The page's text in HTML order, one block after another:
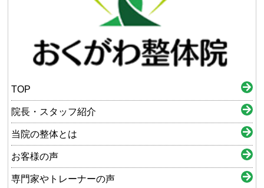
TOP
院長・スタッフ紹介
当院の整体とは
お客様の声
専門家やトレーナーの声